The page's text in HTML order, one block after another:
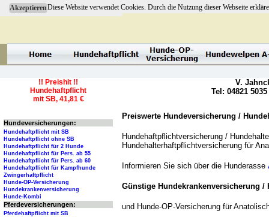
AkzeptierenDiese Website verwendet Cookies. Durch die Nutzung dieser Webseite
Preiswerte Hundeversicherung /
Hundehaftpflichtversicherung /
Hundehalterhaftpflichtversicherung für
Informieren Sie sich über die Hunderasse
Günstige Hundekrankenversicherung
und Hunde-OP-Versicherung für
V.
Tel: 04821
!! Preishit !!
Hundehaftpflicht
mit SB, 41,81 €
Hundeversicherungen:
Hundehaftpflicht mit SB
Hundehaftpflicht ohne SB
Hundehaftpflicht für 2 Hunde
Hundehaftpflicht für Pers. ab 55
Hundehaftpflicht für Pers. ab 60
Hundehaftpflicht für Kampfhunde
Zwingerhaftpflicht
Hunde-OP-Versicherung
Hundekrankenversicherung
Hunde-Kombi
Pferdeversicherungen:
Pferdehaftpflicht mit SB